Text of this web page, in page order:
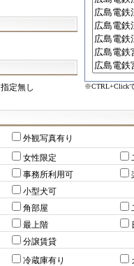
指定無し ※CTRL+Click
外観写真有り
女性限定
事務所利用可
小型犬可
角部屋
最上階
分譲賃貸
冷蔵庫有り